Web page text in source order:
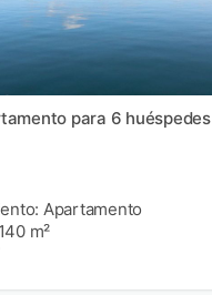
para 6 huéspedes
Apartamento
140 m²